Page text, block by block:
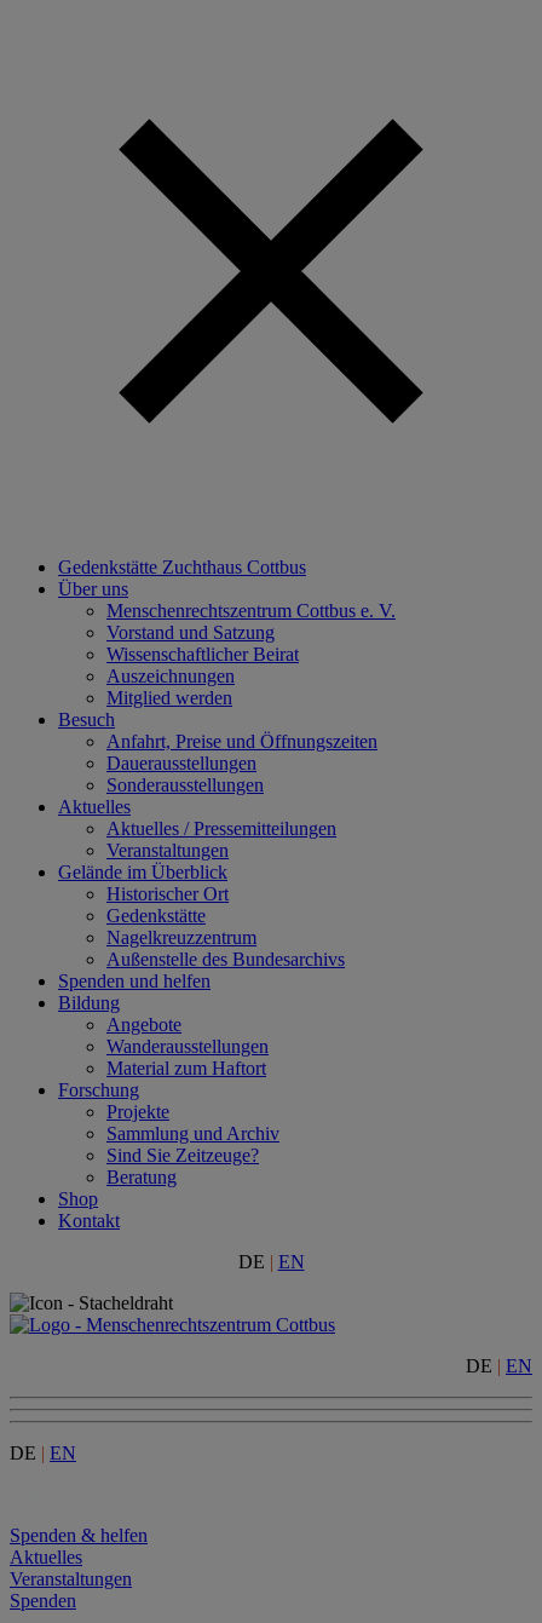
Gedenkstätte Zuchthaus Cottbus
Über uns
Menschenrechtszentrum Cottbus e. V.
Vorstand und Satzung
Wissenschaftlicher Beirat
Auszeichnungen
Mitglied werden
Besuch
Anfahrt, Preise und Öffnungszeiten
Dauerausstellungen
Sonderausstellungen
Aktuelles
Aktuelles / Pressemitteilungen
Veranstaltungen
Gelände im Überblick
Historischer Ort
Gedenkstätte
Nagelkreuzzentrum
Außenstelle des Bundesarchivs
Spenden und helfen
Bildung
Angebote
Wanderausstellungen
Material zum Haftort
Forschung
Projekte
Sammlung und Archiv
Sind Sie Zeitzeuge?
Beratung
Shop
Kontakt
DE | EN
DE | EN
DE | EN
Spenden & helfen
Aktuelles
Veranstaltungen
Spenden